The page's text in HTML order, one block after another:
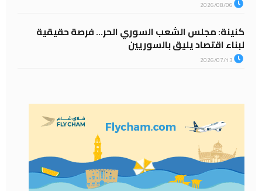
كنينة: مجلس الشعب السوري الحر… فرصة حقيقية
لبناء اقتصاد يليق بالسوريين